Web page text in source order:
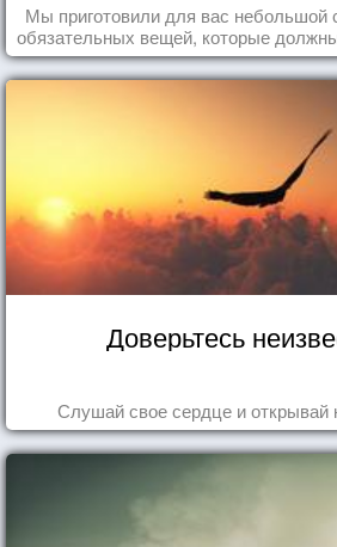
Мы приготовили для вас небольшой
обязательных вещей, которые
дня.
Доверьтесь
Слушай свое сердце и открывай